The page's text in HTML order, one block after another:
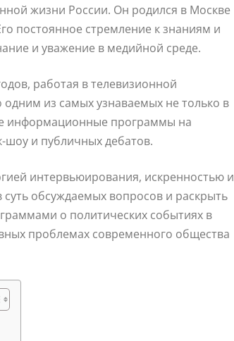
жизни России. Он родился в Москве
постоянное стремление к знаниям и
и уважение в медийной среде.
работая в телевизионной
из самых узнаваемых не только в
информационные программы на
шоу и публичных дебатов.
интервьюирования, искренностью и
обсуждаемых вопросов и раскрыть
о политических событиях в
проблемах современного общества